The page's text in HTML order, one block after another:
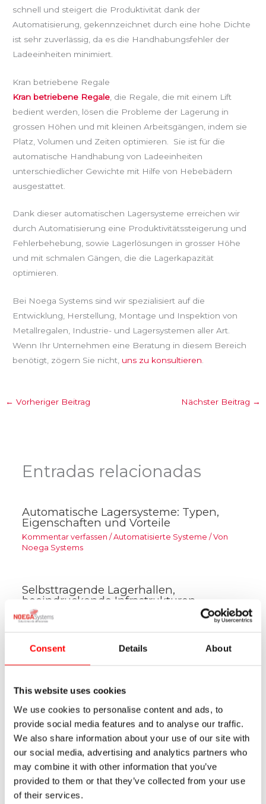
Consent Details About
This website uses cookies
We use cookies to personalise content and ads, to
provide social media features and to analyse our traffic.
We also share information about your use of our site with
our social media, advertising and analytics partners who
may combine it with other information that you’ve
provided to them or that they’ve collected from your use
of their services.
schnell und steigert die Produktivität dank der
Automatisierung, gekennzeichnet durch eine hohe Dichte
ist sehr zuverlässig, da es die Handhabungsfehler der
Ladeeinheiten minimiert.
Kran betriebene Regale
Kran betriebene Regale , die Regale, die mit einem Lift
bedient werden, lösen die Probleme der Lagerung in
grossen Höhen und mit kleinen Arbeitsgängen, indem sie
Platz, Volumen und Zeiten optimieren. Sie ist für die
automatische Handhabung von Ladeeinheiten
unterschiedlicher Gewichte mit Hilfe von Hebebädern
ausgestattet.
Dank dieser automatischen Lagersysteme erreichen wir
durch Automatisierung eine Produktivitätssteigerung und
Fehlerbehebung, sowie Lagerlösungen in grosser Höhe
und mit schmalen Gängen, die die Lagerkapazität
optimieren.
Bei Noega Systems sind wir spezialisiert auf die
Entwicklung, Herstellung, Montage und Inspektion von
Metallregalen, Industrie- und Lagersystemen aller Art.
Wenn Ihr Unternehmen eine Beratung in diesem Bereich
benötigt, zögern Sie nicht, uns zu konsultieren.
← Vorheriger Beitrag Nächster Beitrag →
Entradas relacionadas
Automatische Lagersysteme: Typen,
Eigenschaften und Vorteile
Kommentar verfassen / Automatisierte Systeme / Von
Noega Systems
Selbsttragende Lagerhallen,
beeindruckende Infrastrukturen
Kommentar verfassen Automatisierte Systeme/ Von
Noega Systems
Automatische Lager Systeme: die
Kommentar verfassen /Automatisierte Systeme
Kommentar verfassen
Deine E-Mail-Adresse wird nicht veröffentlicht.